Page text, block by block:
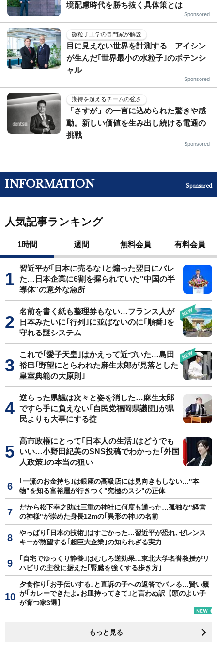
境配慮時代を勝ち抜く具体策とは
Sponsored
微粒子工学の専門家が解説
目に見えない世界を計測する…アイシン
が生んだ｢世界最小の水粒子｣のポテンシ
ャル
Sponsored
期待を超えるチームの強さ
「さすが」の一言に込められた驚きや感
動。新しい価値を生み出し続ける電通の
挑戦
Sponsored
INFORMATION Sponsored
人気記事ランキング
1時間 週間 無料会員 有料会員
習近平が｢日本に売るな｣と煽った翌日にバレ
た…日本企業に6割を握られていた"中国の半
導体"の意外な急所
名前を書く紙も整理券もない…フランス人が
日本みたいに｢行列｣に並ばないのに｢順番｣を
守れる謎システム
これで｢愛子天皇｣はかえって近づいた…島田
裕巳｢野望にとらわれた麻生太郎が見落とした
皇室典範の大原則｣
逆らった県議は次々と姿を消した…麻生太郎
ですら手に負えない｢自民党福岡県議団｣が県
民よりも大事にする掟
高市政権にとって｢日本人の生活｣はどうでも
いい…小野田紀美のSNS投稿でわかった｢外国
人政策｣の本当の狙い
｢一流のお金持ち｣は銀座の高級店には見向きもしない…"本
物"を知る富裕層が行きつく"究極のスシ"の正体
だから松下幸之助は三重の神社に何度も通った…孤独な"経営
の神様"が崇めた身長12mの｢異形の神｣の名前
やっぱり｢日本の技術｣はすごかった…習近平が恐れ､ゼレンス
キーが熱望する｢超巨大企業｣の知られざる実力
｢自宅でゆっくり静養｣はむしろ逆効果…東北大学名誉教授がリ
ハビリの主役に据えた｢腎臓を強くする歩き方｣
夕食作り｢お手伝いする｣と直訴の子への返答でバレる…賢い親
が｢カレーできたよ｡お皿持ってきて｣と言わぬ訳【頭のよい子
が育つ家3選】
もっと見る